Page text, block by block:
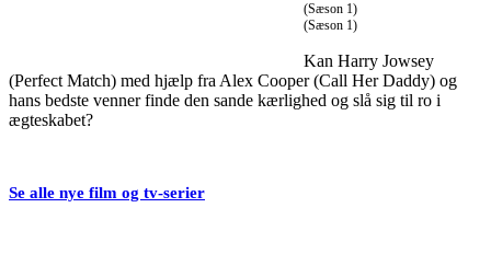
(Sæson 1)
(Sæson 1)
Kan Harry Jowsey
(Perfect Match) med hjælp fra Alex Cooper (Call Her Daddy) og
hans bedste venner finde den sande kærlighed og slå sig til ro i
ægteskabet?
Se alle nye film og tv-serier